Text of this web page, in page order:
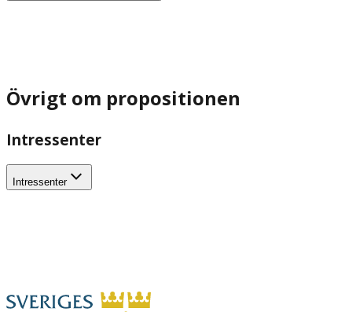
Övrigt om propositionen
Intressenter
Intressenter